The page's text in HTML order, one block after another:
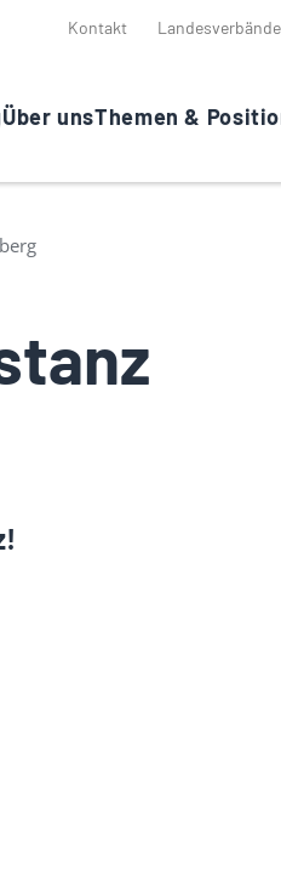
Kontakt Landesverbände
Über unsThemen &